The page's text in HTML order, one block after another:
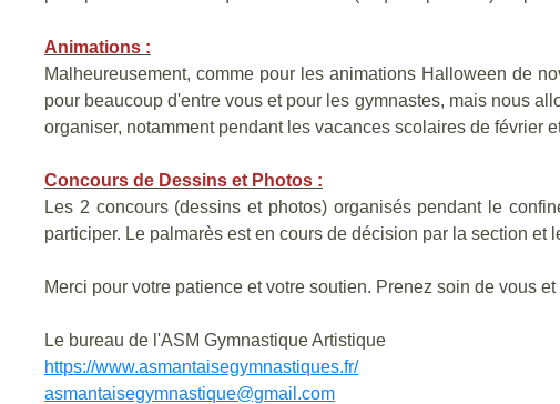
Animations :
Malheureusement, comme pour les animations Halloween de
pour beaucoup d'entre vous et pour les gymnastes, mais nous
organiser, notamment pendant les vacances scolaires de février
Concours de Dessins et Photos :
Les 2 concours (dessins et photos) organisés pendant le
participer. Le palmarès est en cours de décision par la section
Merci pour votre patience et votre soutien. Prenez soin de vous
Le bureau de l'ASM Gymnastique Artistique
https://www.asmantaisegymnastiques.fr/
asmantaisegymnastique@gmail.com